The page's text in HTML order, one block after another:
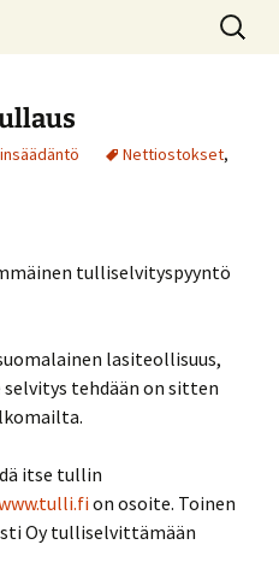
blogi Haku:
Nettiostokset,
tulliselvityspyyntö
lasiteollisuus,
tehdään on sitten
itse tullin
on osoite. Toinen
Oy tulliselvittämään